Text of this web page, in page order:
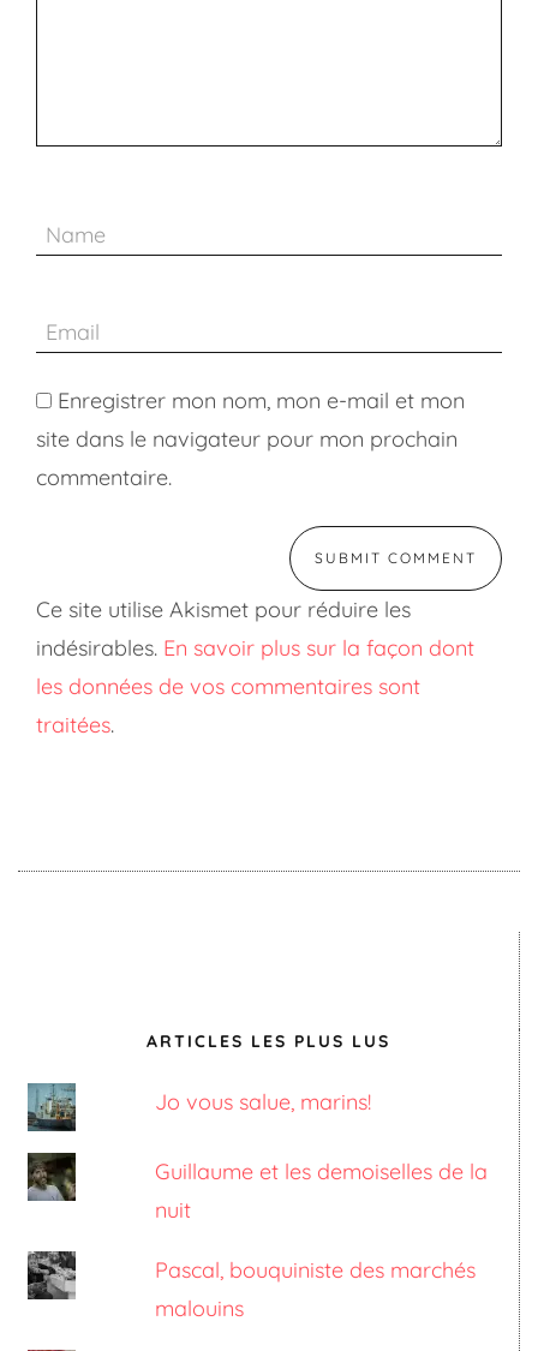
Enregistrer mon nom, mon e-mail et mon
site dans le navigateur pour mon prochain
commentaire.
Ce site utilise Akismet pour réduire les
indésirables. En savoir plus sur la façon dont
les données de vos commentaires sont
traitées.
ARTICLES LES PLUS LUS
Jo vous salue, marins!
Guillaume et les demoiselles de la
nuit
Pascal, bouquiniste des marchés
malouins